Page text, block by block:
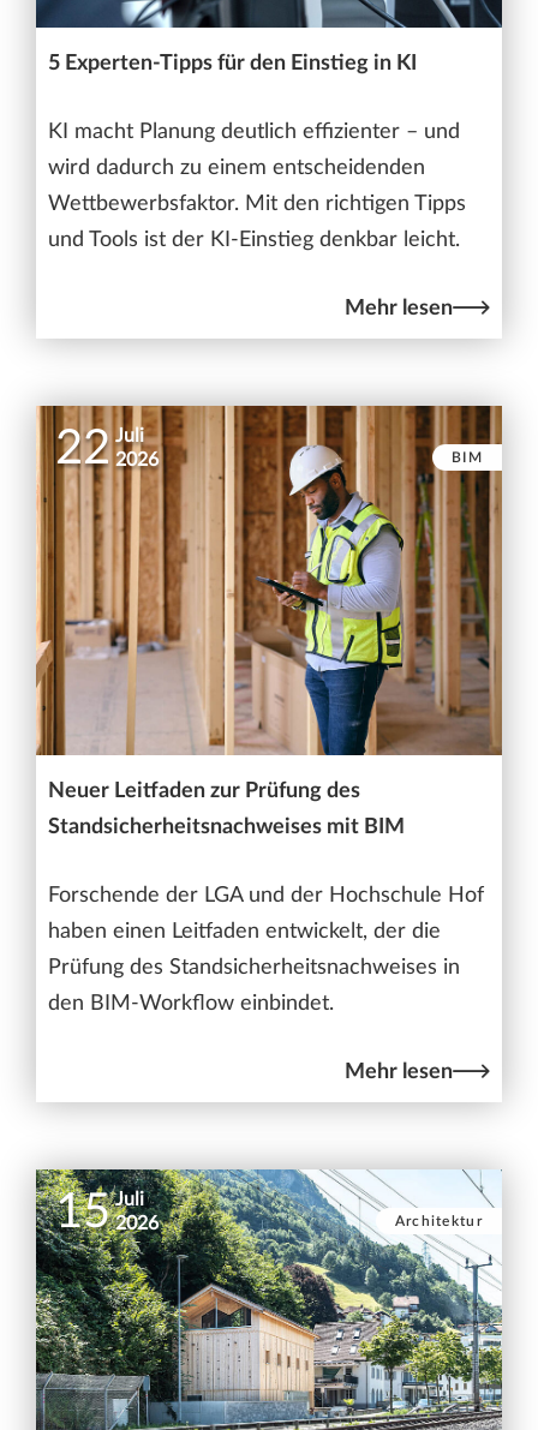
5 Experten-Tipps für den Einstieg in KI
KI macht Planung deutlich effizienter – und
wird dadurch zu einem entscheidenden
Wettbewerbsfaktor. Mit den richtigen Tipps
und Tools ist der KI-Einstieg denkbar leicht.
Mehr lesen
22 Juli
2026
BIM
Neuer Leitfaden zur Prüfung des
Standsicherheitsnachweises mit BIM
Forschende der LGA und der Hochschule Hof
haben einen Leitfaden entwickelt, der die
Prüfung des Standsicherheitsnachweises in
den BIM-Workflow einbindet.
Mehr lesen
15 Juli
2026
Architektur